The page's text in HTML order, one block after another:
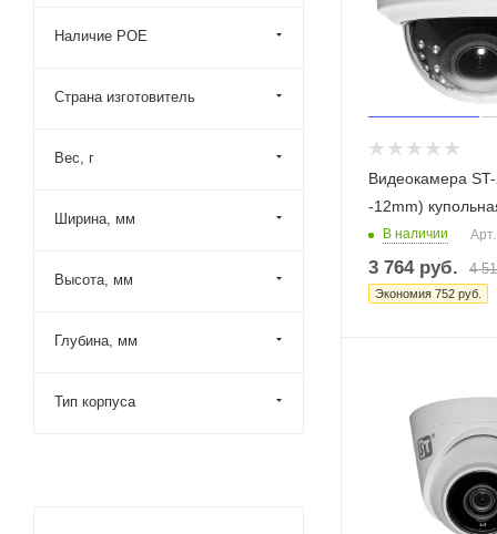
Видеокамера
-12mm)
В наличии
3 764руб. 4
Экономия 752 руб.
Наличие РОЕ
Страна изготовитель
Вес, г
Ширина, мм
Высота, мм
Глубина, мм
Тип корпуса